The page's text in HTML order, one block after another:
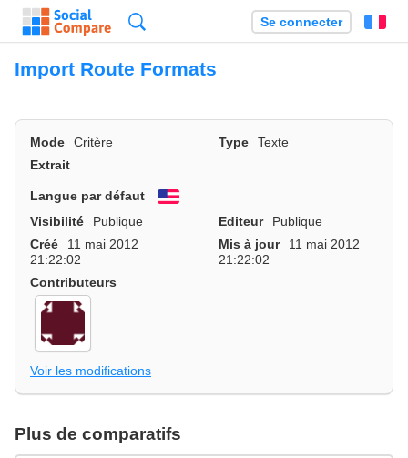
Se connecter
Import Route Formats
Mode Critère Type
Texte
Extrait
Langue par défaut
English
Visibilité
Publique Editeur
Publique
Créé
11 mai 2012
21:22:02
Mis à jour
11 mai 2012
21:22:02
Contributeurs
Voir les modifications
Plus de comparatifs